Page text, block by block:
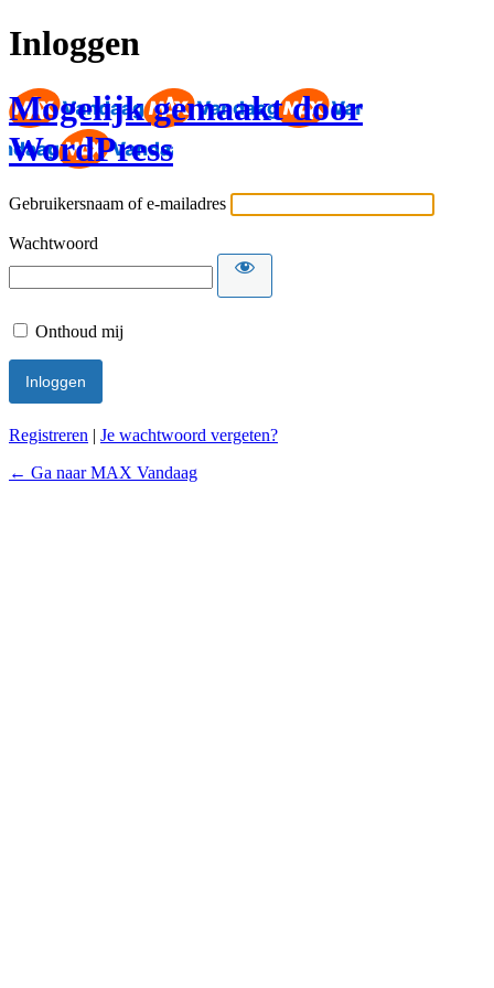
Inloggen
Mogelijk gemaakt door
WordPress
Gebruikersnaam of e-mailadres
Wachtwoord
Onthoud mij
Registreren | Je wachtwoord vergeten?
← Ga naar MAX Vandaag